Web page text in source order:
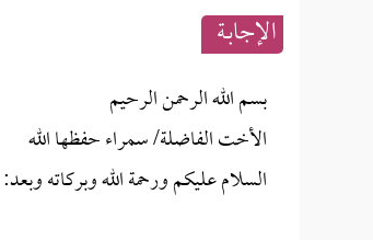
الإجابــة
بسم الله الرحمن الرحيم
الأخت الفاضلة/ سمراء حفظها الله
السلام عليكم ورحمة الله وبركاته وبعد: